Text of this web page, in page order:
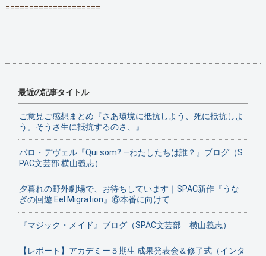
====================
最近の記事タイトル
ご意見ご感想まとめ『さあ環境に抵抗しよう、死に抵抗しよ
う。そうさ生に抵抗するのさ、』
バロ・デヴェル『Qui som? ―わたしたちは誰？』ブログ（S
PAC文芸部 横山義志）
夕暮れの野外劇場で、お待ちしています｜SPAC新作『うな
ぎの回遊 Eel Migration』⑥本番に向けて
『マジック・メイド』ブログ（SPAC文芸部 横山義志）
【レポート】アカデミー５期生 成果発表会＆修了式（インタ